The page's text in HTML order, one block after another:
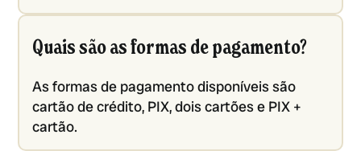
Quais são as formas de pagamento?
As formas de pagamento disponíveis são
cartão de crédito, PIX, dois cartões e PIX +
cartão.